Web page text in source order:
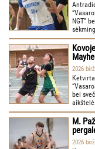
NGT”
2026
bei
M.
2026